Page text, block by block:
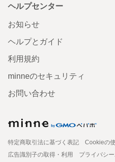
ヘルプセンター
お知らせ
ヘルプとガイド
利用規約
minneのセキュリティ
お問い合わせ
特定商取引法に基づく表記
Cookieの
広告識別子の取得・利用
プライバシ